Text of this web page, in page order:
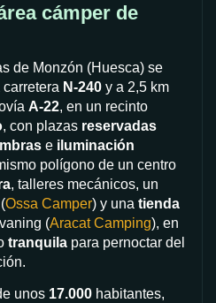
cámper de
de Monzón (Huesca) se
N-240 y a 2,5 km
A-22, en un recinto
, con plazas reservadas
e iluminación
polígono de un centro
, talleres mecánicos, un
Ossa Camper) y una tienda
(Aracat Camping), en
tranquila para pernoctar del
unos 17.000 habitantes,